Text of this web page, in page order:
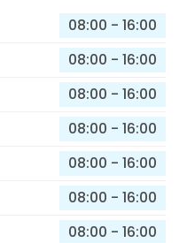
08:00 - 16:00
08:00 - 16:00
08:00 - 16:00
08:00 - 16:00
08:00 - 16:00
08:00 - 16:00
08:00 - 16:00